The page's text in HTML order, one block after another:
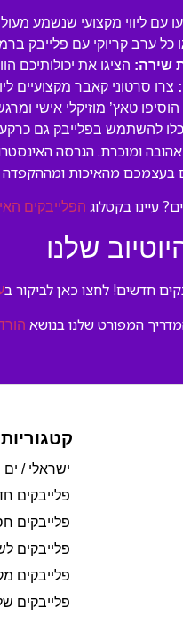
עם ליווי מקצועי שנשמע
כל ערב קריוקי עם פלייבק
שירה: הציגו את יכולותיכם
צרו סרטוני קאבר מקצועיים
הוסיפו טאץ’ מוזיקלי אישי
להשתמש בפלייבק גם כרקע
אהובה ומוכרת. הגרסה
בעצמכם מהאיכות
עיינו בקטלוג הפלייבקים
שלנו
חדשים! לחצו כאן לביקור ב
המפורט שלנו בנושא
ישראלי / ים
פלייבקים
פלייבקים
פלייבקים
פלייבקים
פלייבקים